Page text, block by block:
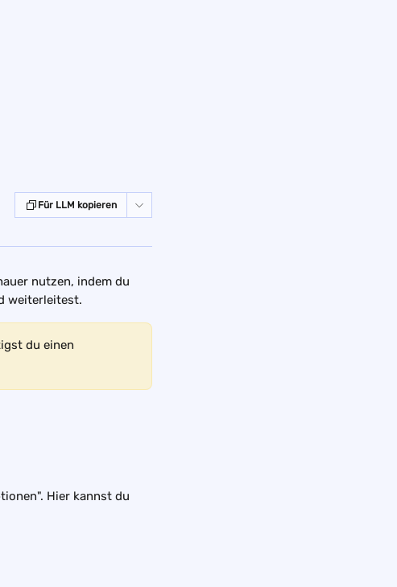
Für LLM kopieren
nutzen, indem du
weiterleitest.
du einen
Hier kannst du